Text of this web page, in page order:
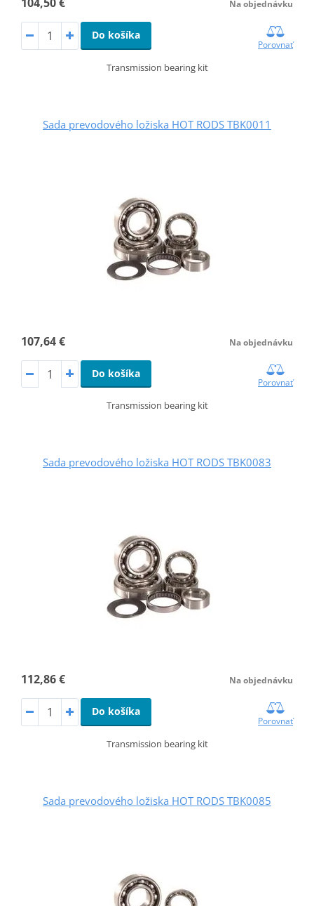
Na objednávku
Do košíka
Porovnať
Transmission bearing kit
Sada prevodového ložiska HOT RODS TBK0011
107,64 € Na objednávku
Do košíka
Porovnať
Transmission bearing kit
Sada prevodového ložiska HOT RODS TBK0083
112,86 € Na objednávku
Do košíka
Porovnať
Transmission bearing kit
Sada prevodového ložiska HOT RODS TBK0085